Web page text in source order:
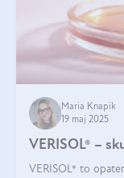
Maria Knapik
19 maj 2025
VERISOL® –
VERISOL® to